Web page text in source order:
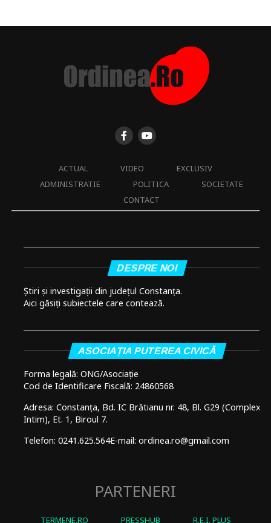
ACTUAL VIDEO
EXCLUSIV
ADMINISTRATIE
POLITICA
SOCIETATE
CONTACT
DESPRE NOI
Știri și investigații din județul Constanța.
Aici găsiți subiectele care contează.
ASOCIAȚIA PUTEREA CIVICĂ
Forma legală: ONG/Asociație
Cod de Identificare Fiscală: 24860568
Adresa: Constanța, Bd. IC Brătianu nr. 48, Bl. G29 (Complex
Intim), Et. 1, Biroul 7.
Telefon: 0241.625.564E-mail: ordinea.ro@gmail.com
PARTENERI
TERMENE.RO PRESSHUB R.E.I. PLUS